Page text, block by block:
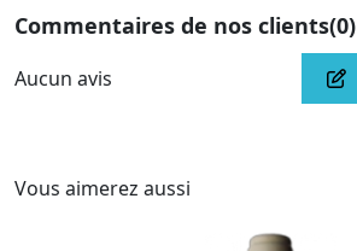
Commentaires de nos clients(0)
Aucun avis
Vous aimerez aussi